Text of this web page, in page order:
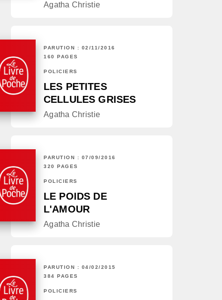
Agatha Christie
PARUTION : 02/11/2016
160 PAGES
POLICIERS
LES PETITES
CELLULES GRISES
Agatha Christie
PARUTION : 07/09/2016
320 PAGES
POLICIERS
LE POIDS DE
L'AMOUR
Agatha Christie
PARUTION : 04/02/2015
384 PAGES
POLICIERS